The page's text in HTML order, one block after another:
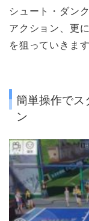
シュート・ダン
アクション、更
を狙っていきます
簡単操作でス
ン